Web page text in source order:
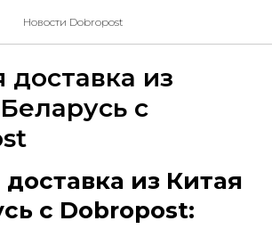
Новости Dobropost
доставка из
с
из Китая
с Dobropost: